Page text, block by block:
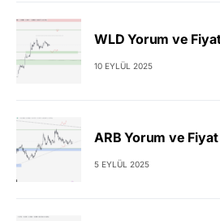
WLD Yorum ve
10 EYLÜL 2025
ARB Yorum ve
5 EYLÜL 2025